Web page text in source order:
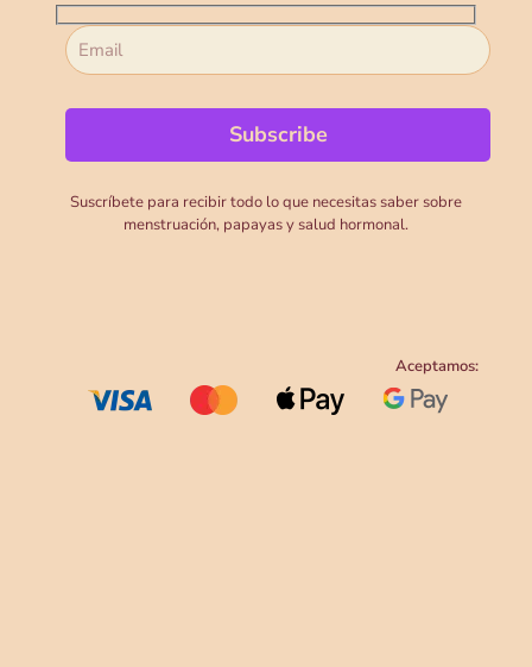
Suscríbete para recibir todo lo que necesitas saber sobre
menstruación, papayas y salud hormonal.
Aceptamos: